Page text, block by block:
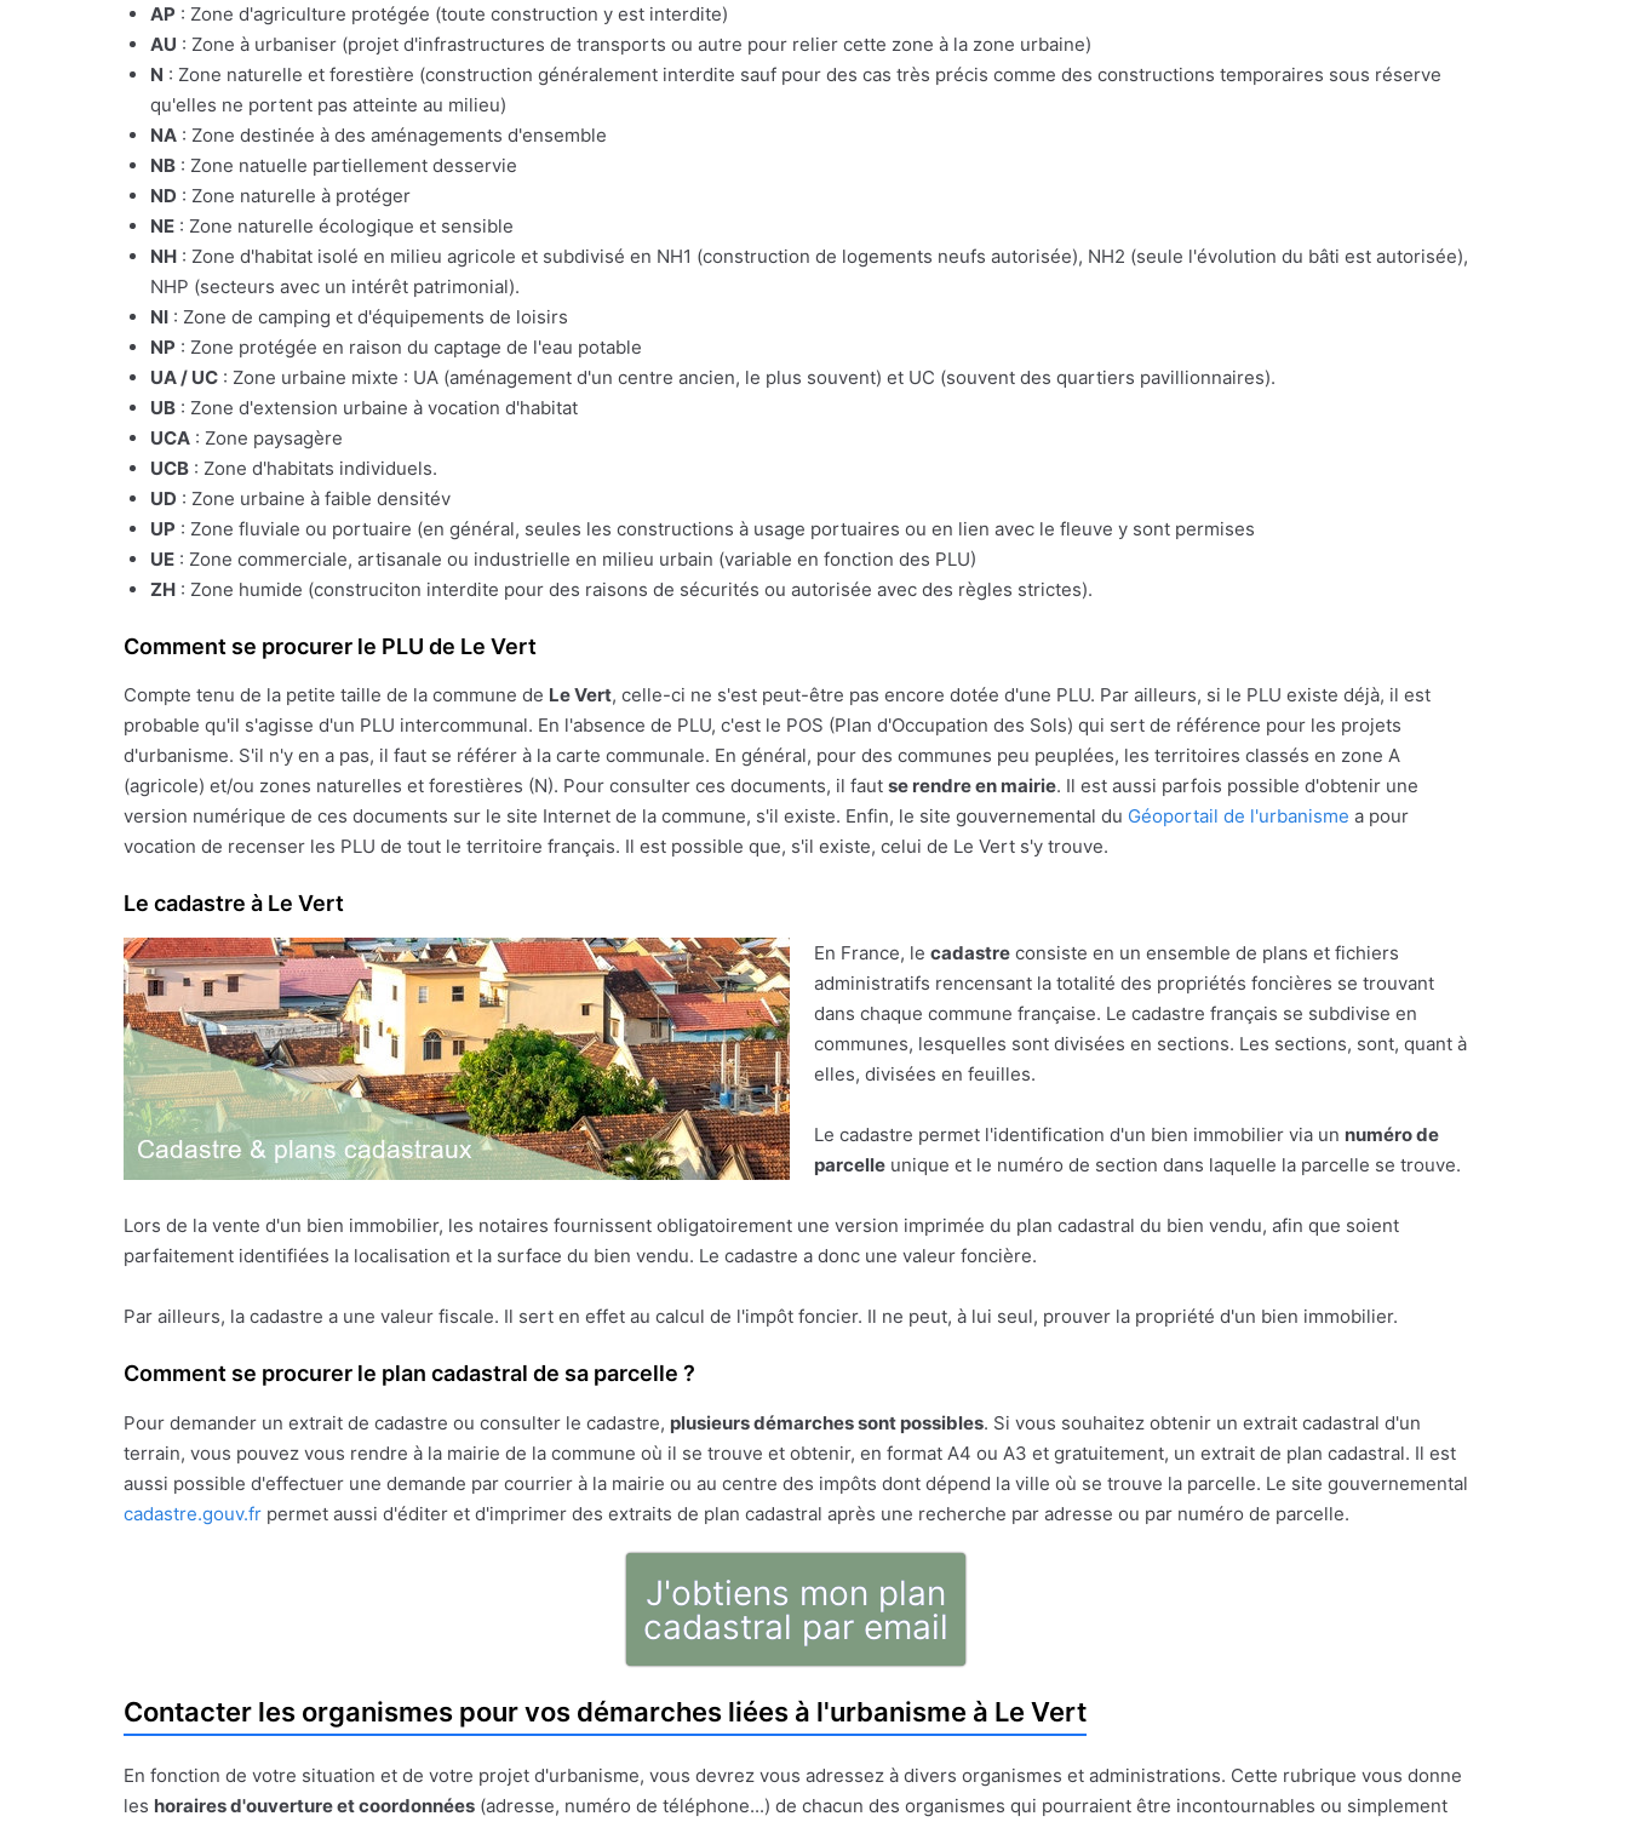
AP : Zone d'agriculture protégée (toute construction y est interdite)
AU : Zone à urbaniser (projet d'infrastructures de transports ou autre pour relier cette zone à la zone urbaine)
N : Zone naturelle et forestière (construction généralement interdite sauf pour des cas très précis comme des constructions temporaires sous réserve
qu'elles ne portent pas atteinte au milieu)
NA : Zone destinée à des aménagements d'ensemble
NB : Zone natuelle partiellement desservie
ND : Zone naturelle à protéger
NE : Zone naturelle écologique et sensible
NH : Zone d'habitat isolé en milieu agricole et subdivisé en NH1 (construction de logements neufs autorisée), NH2 (seule l'évolution du bâti est autorisée),
NHP (secteurs avec un intérêt patrimonial).
NI : Zone de camping et d'équipements de loisirs
NP : Zone protégée en raison du captage de l'eau potable
UA / UC : Zone urbaine mixte : UA (aménagement d'un centre ancien, le plus souvent) et UC (souvent des quartiers pavillionnaires).
UB : Zone d'extension urbaine à vocation d'habitat
UCA : Zone paysagère
UCB : Zone d'habitats individuels.
UD : Zone urbaine à faible densitév
UP : Zone fluviale ou portuaire (en général, seules les constructions à usage portuaires ou en lien avec le fleuve y sont permises
UE : Zone commerciale, artisanale ou industrielle en milieu urbain (variable en fonction des PLU)
ZH : Zone humide (construciton interdite pour des raisons de sécurités ou autorisée avec des règles strictes).
Comment se procurer le PLU de Le Vert
Compte tenu de la petite taille de la commune de Le Vert, celle-ci ne s'est peut-être pas encore dotée d'une PLU. Par ailleurs, si le PLU existe déjà, il est
probable qu'il s'agisse d'un PLU intercommunal. En l'absence de PLU, c'est le POS (Plan d'Occupation des Sols) qui sert de référence pour les projets
d'urbanisme. S'il n'y en a pas, il faut se référer à la carte communale. En général, pour des communes peu peuplées, les territoires classés en zone A
(agricole) et/ou zones naturelles et forestières (N). Pour consulter ces documents, il faut se rendre en mairie. Il est aussi parfois possible d'obtenir une
version numérique de ces documents sur le site Internet de la commune, s'il existe. Enfin, le site gouvernemental du Géoportail de l'urbanisme a pour
vocation de recenser les PLU de tout le territoire français. Il est possible que, s'il existe, celui de Le Vert s'y trouve.
Le cadastre à Le Vert
En France, le cadastre consiste en un ensemble de plans et fichiers
administratifs rencensant la totalité des propriétés foncières se trouvant
dans chaque commune française. Le cadastre français se subdivise en
communes, lesquelles sont divisées en sections. Les sections, sont, quant à
elles, divisées en feuilles.
Le cadastre permet l'identification d'un bien immobilier via un numéro de
parcelle unique et le numéro de section dans laquelle la parcelle se trouve.
Lors de la vente d'un bien immobilier, les notaires fournissent obligatoirement une version imprimée du plan cadastral du bien vendu, afin que soient
parfaitement identifiées la localisation et la surface du bien vendu. Le cadastre a donc une valeur foncière.
Par ailleurs, la cadastre a une valeur fiscale. Il sert en effet au calcul de l'impôt foncier. Il ne peut, à lui seul, prouver la propriété d'un bien immobilier.
Comment se procurer le plan cadastral de sa parcelle ?
Pour demander un extrait de cadastre ou consulter le cadastre, plusieurs démarches sont possibles. Si vous souhaitez obtenir un extrait cadastral d'un
terrain, vous pouvez vous rendre à la mairie de la commune où il se trouve et obtenir, en format A4 ou A3 et gratuitement, un extrait de plan cadastral. Il est
aussi possible d'effectuer une demande par courrier à la mairie ou au centre des impôts dont dépend la ville où se trouve la parcelle. Le site gouvernemental
cadastre.gouv.fr permet aussi d'éditer et d'imprimer des extraits de plan cadastral après une recherche par adresse ou par numéro de parcelle.
J'obtiens mon plan
cadastral par email
Contacter les organismes pour vos démarches liées à l'urbanisme à Le Vert
En fonction de votre situation et de votre projet d'urbanisme, vous devrez vous adressez à divers organismes et administrations. Cette rubrique vous donne
les horaires d'ouverture et coordonnées (adresse, numéro de téléphone...) de chacun des organismes qui pourraient être incontournables ou simplement